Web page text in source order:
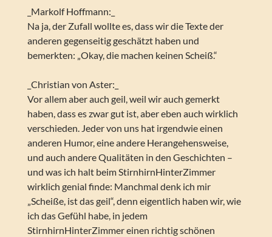
_Markolf Hoffmann:_
Na ja, der Zufall wollte es, dass wir die Texte der
anderen gegenseitig geschätzt haben und
bemerkten: „Okay, die machen keinen Scheiß.“
_Christian von Aster:_
Vor allem aber auch geil, weil wir auch gemerkt
haben, dass es zwar gut ist, aber eben auch wirklich
verschieden. Jeder von uns hat irgendwie einen
anderen Humor, eine andere Herangehensweise,
und auch andere Qualitäten in den Geschichten –
und was ich halt beim StirnhirnHinterZimmer
wirklich genial finde: Manchmal denk ich mir
„Scheiße, ist das geil“, denn eigentlich haben wir, wie
ich das Gefühl habe, in jedem
StirnhirnHinterZimmer einen richtig schönen